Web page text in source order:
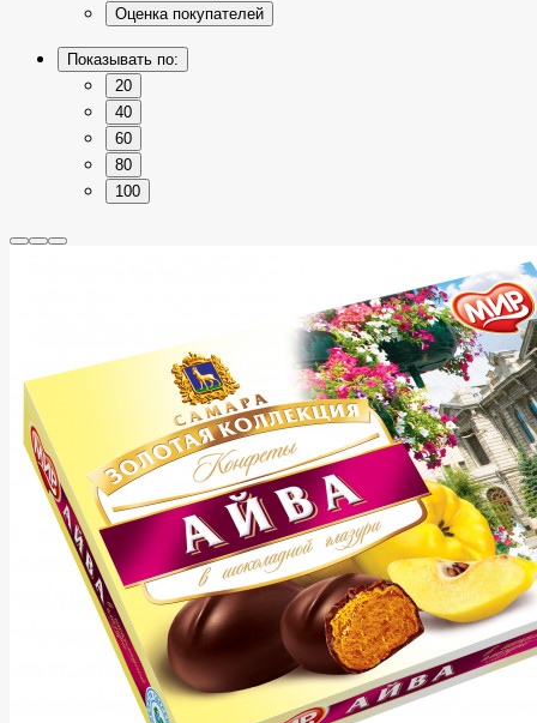
Оценка покупателей
Показывать по:
20
40
60
80
100